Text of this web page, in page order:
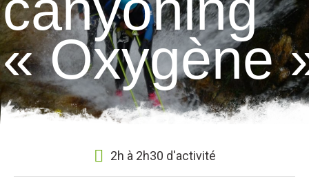
« Oxygène
2h à 2h30 d'activité